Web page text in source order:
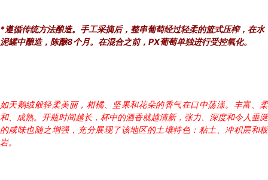
*遵循传统方法酿造。手工采摘后，整串葡萄经过轻柔的篮式压榨，在水
泥罐中酿造，陈酿8个月。在混合之前，PX葡萄单独进行受控氧化。
如天鹅绒般轻柔美丽，柑橘、坚果和花朵的香气在口中荡漾。丰富、柔
和、成熟。开瓶时间越长，杯中的酒香就越清新，张力、深度和令人垂涎
的咸味也随之增强，充分展现了该地区的土壤特色：粘土、冲积层和板
岩。